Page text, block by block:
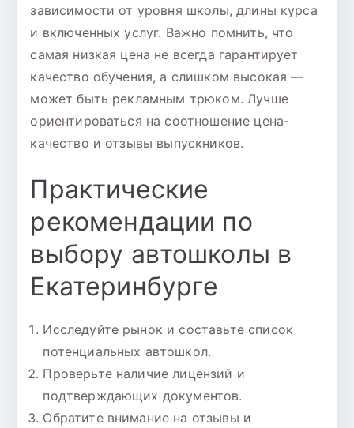
зависимости от уровня школы, длины курса
и включенных услуг. Важно помнить, что
самая низкая цена не всегда гарантирует
качество обучения, а слишком высокая —
может быть рекламным трюком. Лучше
ориентироваться на соотношение цена-
качество и отзывы выпускников.
Практические
рекомендации по
выбору автошколы в
Екатеринбурге
Исследуйте рынок и составьте список
потенциальных автошкол.
Проверьте наличие лицензий и
подтверждающих документов.
Обратите внимание на отзывы и